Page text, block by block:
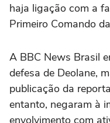
haja ligação com a
Primeiro Comando
A BBC News Brasil
defesa de Deolane,
publicação da
entanto, negaram à
envolvimento com